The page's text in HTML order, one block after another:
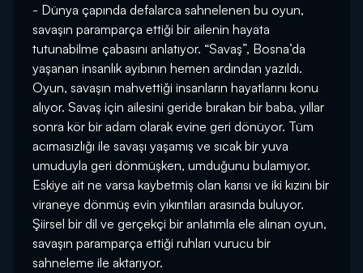
- Dünya çapında defalarca sahnelenen bu oyun,
savaşın paramparça ettiği bir ailenin hayata
tutunabilme çabasını anlatıyor. “Savaş”, Bosna’da
yaşanan insanlık ayıbının hemen ardından yazıldı.
Oyun, savaşın mahvettiği insanların hayatlarını konu
alıyor. Savaş için ailesini geride bırakan bir baba, yıllar
sonra kör bir adam olarak evine geri dönüyor. Tüm
acımasızlığı ile savaşı yaşamış ve sıcak bir yuva
umuduyla geri dönmüşken, umduğunu bulamıyor.
Eskiye ait ne varsa kaybetmiş olan karısı ve iki kızını bir
viraneye dönmüş evin yıkıntıları arasında buluyor.
Şiirsel bir dil ve gerçekçi bir anlatımla ele alınan oyun,
savaşın paramparça ettiği ruhları vurucu bir
sahneleme ile aktarıyor.